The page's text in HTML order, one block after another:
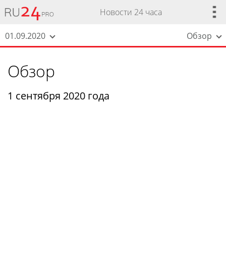
Новости 24 часа
01.09.2020 Обзор
Обзор
1 сентября 2020 года